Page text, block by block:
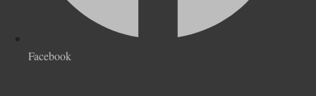
Facebook